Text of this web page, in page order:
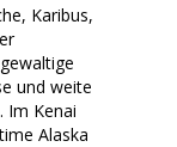
Karibus,
und weite
Im Kenai
Alaska